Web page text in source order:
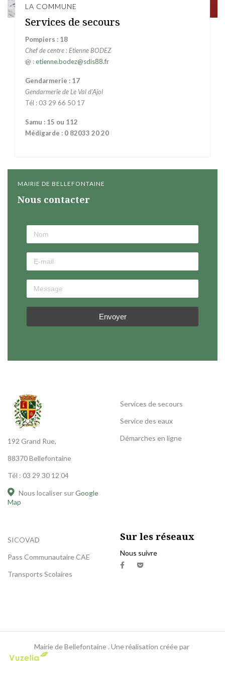
LA COMMUNE
Services de secours
Pompiers : 18
Chef de centre : Etienne BODEZ
@ :etienne.bodez@sdis88.fr
Gendarmerie : 17
Gendarmerie de Le Val d'Ajol
Tél : 03 29 66 50 17
Samu : 15 ou 112
Médigarde : 0 82033 20 20
MAIRIE DE BELLEFONTAINE
Nous contacter
Envoyer
192 Grand Rue,
88370 Bellefontaine
Tél : 03 29 30 12 04
Nous localiser surGoogle
Map
Services de secours
Service des eaux
Démarches en ligne
SICOVAD
Pass Communautaire CAE
Transports Scolaires
Sur les réseaux
Nous suivre
Mairie de Bellefontaine . Une réalisation créée par